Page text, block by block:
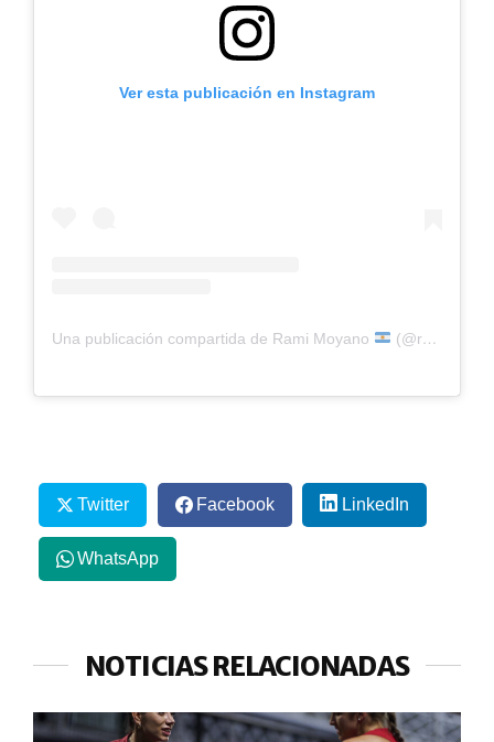
Ver esta publicación en Instagram
Una publicación compartida de Rami Moyano (@ramimoyano)
Twitter Facebook LinkedIn
WhatsApp
NOTICIAS RELACIONADAS